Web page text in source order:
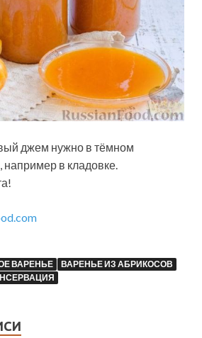
джем нужно в тёмном
в кладовке.
ВАРЕНЬЕ
ВАРЕНЬЕ ИЗ АБРИКОСОВ